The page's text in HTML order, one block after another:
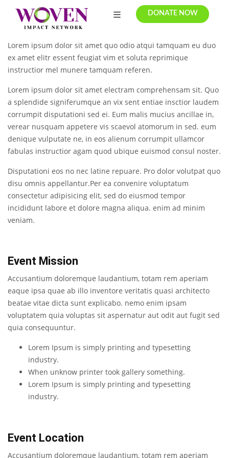
DONATE NOW
Lorem ipsum dolor sit amet quo odio atqui tamquam eu duo
ex amet elitr essent feugiat vim et soluta reprimique
instructior mel munere tamquam referen.
Lorem ipsum dolor sit amet electram comprehensam sit. Quo
a splendide signiferumque an vix sent entiae insctior laudem
corrumpit disputationi sed ei. Eum malis mucius ancillae in,
verear nusquam appetere vis scaevol atomorum in sed. eum
denique vulputate ne, in eos alienum corrumpit ullamcor
fabulas instructior agam quod ubique euismod consul noster.
Disputationi eos no nec latine repuare. Pro dolor volutpat quo
disu omnis appellantur.Per ea convenire voluptatum
consectetur adipisicing elit, sed do eiusmod tempor
incididunt labore et dolore magna aliqua. enim ad minim
veniam.
Event Mission
Accusantium doloremque laudantium, totam rem aperiam
eaque ipsa quae ab illo inventore veritatis quasi architecto
beatae vitae dicta sunt explicabo. nemo enim ipsam
voluptatem quia voluptas sit aspernatur aut odit aut fugit sed
quia consequuntur.
Lorem Ipsum is simply printing and typesetting
industry.
When unknow printer took gallery something.
Lorem Ipsum is simply printing and typesetting
industry.
Event Location
Accusantium doloremque laudantium, totam rem aperiam